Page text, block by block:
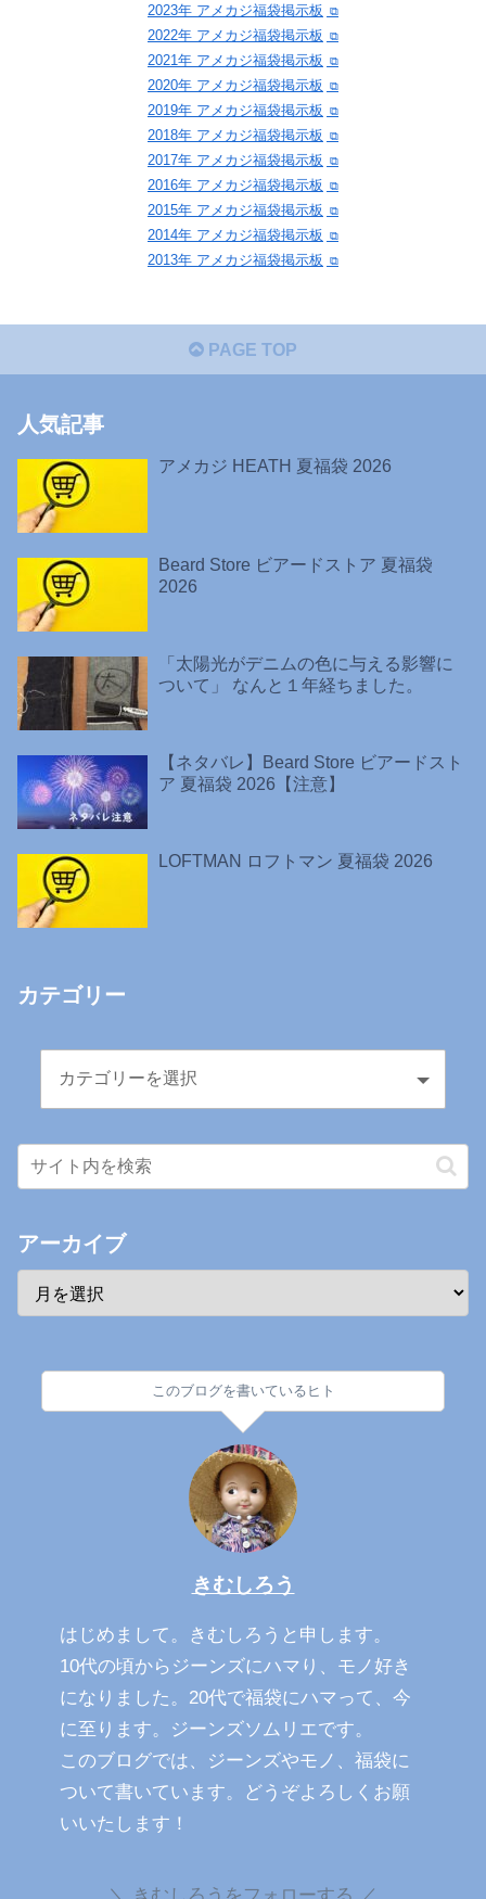
2023年 アメカジ福袋掲示板
2022年 アメカジ福袋掲示板
2021年 アメカジ福袋掲示板
2020年 アメカジ福袋掲示板
2019年 アメカジ福袋掲示板
2018年 アメカジ福袋掲示板
2017年 アメカジ福袋掲示板
2016年 アメカジ福袋掲示板
2015年 アメカジ福袋掲示板
2014年 アメカジ福袋掲示板
2013年 アメカジ福袋掲示板
PAGE TOP
人気記事
アメカジ HEATH 夏福袋 2026
Beard Store ビアードストア 夏福袋
2026
「太陽光がデニムの色に与える影響に
ついて」 なんと１年経ちました。
【ネタバレ】Beard Store ビアードスト
ア 夏福袋 2026【注意】
LOFTMAN ロフトマン 夏福袋 2026
カテゴリー
アーカイブ
このブログを書いているヒト
きむしろう
はじめまして。きむしろうと申します。
10代の頃からジーンズにハマり、モノ好き
になりました。20代で福袋にハマって、今
に至ります。ジーンズソムリエです。
このブログでは、ジーンズやモノ、福袋に
ついて書いています。どうぞよろしくお願
いいたします！
きむしろうをフォローする